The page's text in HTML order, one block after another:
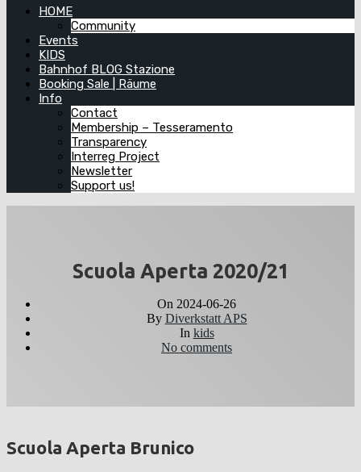
HOME
Community
Events
KIDS
Bahnhof BLOG Stazione
Booking Sale | Räume
Info
Contact
Membership – Tesseramento
Transparency
Interreg Project
Newsletter
Support us!
Scuola Aperta 2020/21
On 2024-06-26
By Diverkstatt APS
In kids
No comments
Scuola Aperta Brunico